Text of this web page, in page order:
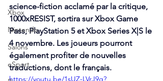
Xbox
Nintendo
Salons
eSport
science-fiction acclamé par la critique,
1000xRESIST, sortira sur Xbox Game
Pass, PlayStation 5 et Xbox Series X|S le
4 novembre. Les joueurs pourront
également profiter de nouvelles
traductions, dont le français.
https://youtu.be/1sUZ-LVrJ9g?